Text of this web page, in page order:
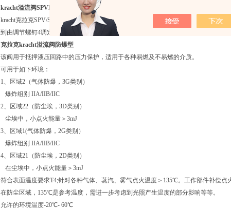
kracht溢流阀SPVF32C1G1A02原装德国厂家直接采购，批量订货，价格好，快速交货
kracht克拉克SPV/SPVF直动式阀滑动活塞2在压缩弹簧3作用下压在环形区域a上。
到由调节螺钉4调定的压力，滑动活塞2开始卸荷液压油至油箱。弹簧腔b由孔c进行
克拉克kracht溢流阀防爆型
该阀用于抵押液压回路中的压力保护，适用于各种易燃及不易燃的介质。
可用于如下环境：
1、区域2（气体防爆，3G类别）
爆炸组别 IIA/IIB/IIC
2、区域22（防尘埃，3D类别）
尘埃中，小点火能量＞3mJ
3、区域1(气体防爆，2G类别）
爆炸组别 IIA/IIB/IIC
4、区域21（防尘埃，2D类别）
在尘埃中，小点火能量＞3mJ
符合表面温度要求T4;针对各种气体、蒸汽、雾气点火温度＞135℃。工作部件补偿点
在防尘区域，135℃是参考温度，需进一步考虑到光照产生温度的部分影响等等。
允许的环境温度-20℃- 60℃